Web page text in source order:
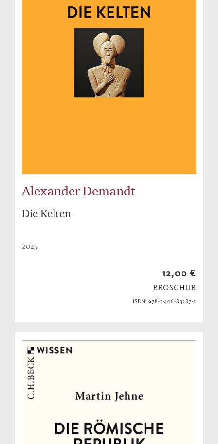
Alexander Demandt
Die Kelten
2025
12,00 €
BROSCHUR
ISBN: 978-3-406-83287-1